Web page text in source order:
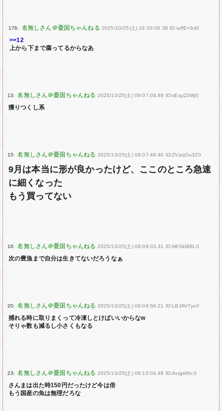
176: 2025/10/25(土) 10:20:09.38 ID:iuffE+bd0
>>12
上から下まで腐ってるからなあ
13: 2025/10/25(土) 09:07:04.89 ID:sEqzZ3Wj0
獲りつくし系
15: 2025/10/25(土) 09:07:49.40 ID:ZVpqOu3Z0
9月は本当に形が良かったけど、ここのところ急速
に細くなった
もう買ってない
16: 2025/10/25(土) 09:08:03.31 ID:N6SkIB8L0
次の豊漁まで自分は生きてないだろうなぁ
20: 2025/10/25(土) 09:08:56.21 ID:LBJAV7yx0
捕れる時に取りまくって冷凍しとけばいいからなw
そりゃ数も減るし小さくもなる
23: 2025/10/25(土) 09:10:04.48 ID:4vrgs0hc0
さんまは出た時150円だったけど今は倍
もう国産の魚は無理だろな